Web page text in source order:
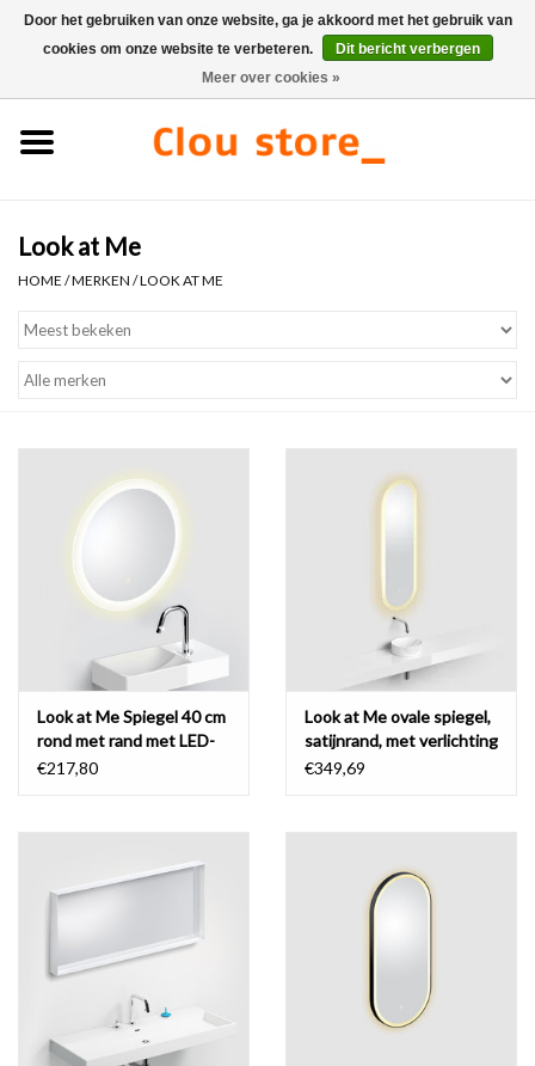
0 Artikelen - €0,00
Fonteinsets
Toiletten
Kranen & afvoeren
Meubels
Spiegels
Badkamer accessoires
reserveonderdelen
Look at Me
HOME /MERKEN /LOOK AT ME
Look at Me Spiegel 40 cm
rond met rand met LED-
verlichting en
€217,80
Look at Me ovale spiegel,
satijnrand, met verlichting
en sensorbediening
€349,69
Door het gebruiken van onze website, ga je akkoord met het gebruik van
cookies om onze website te verbeteren.
Dit bericht verbergen
Meer over cookies »